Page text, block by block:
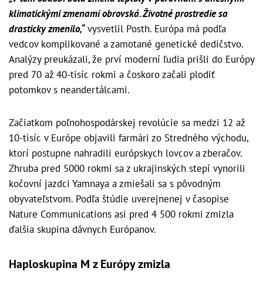
klimatickými zmenami obrovská. Životné prostredie sa
drasticky zmenilo,“vysvetlil Posth. Európa má podľa
vedcov komplikované a zamotané genetické dedičstvo.
Analýzy preukázali, že prví moderní ľudia prišli do Európy
pred 70 až 40-tisíc rokmi a čoskoro začali plodiť
potomkov s neandertálcami.
Začiatkom poľnohospodárskej revolúcie sa medzi 12 až
10-tisíc v Európe objavili farmári zo Stredného východu,
ktorí postupne nahradili európskych lovcov a zberačov.
Zhruba pred 5000 rokmi sa z ukrajinských stepí vynorili
kočovní jazdci Yamnaya a zmiešali sa s pôvodným
obyvateľstvom. Podľa štúdie uverejnenej v časopise
Nature Communications asi pred 4 500 rokmi zmizla
ďalšia skupina dávnych Európanov.
Haploskupina M z Európy zmizla